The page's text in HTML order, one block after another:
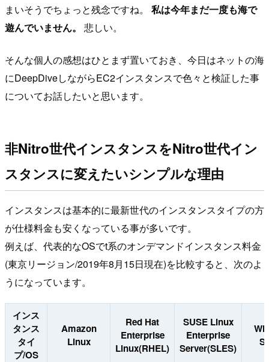
まいそうでちょっと残念ですね。 私は今年まだ一度も海で
遊んでいません。
悲しい。
そんな個人の感想はひとまず置いておき、今日はネットの海
にDeepDiveしながらEC2インスタンスで色々と検証した事
についてお話したいと思います。
非Nitro世代インスタンスをNitro世代イン
スタンスに変えたいシンプルな理由
インスタンスは基本的に最新世代のインスタンスタイプの方
が仕様料金も安くなっている事が多いです。
例えば、代表的なOSでt系のオンデマンドインスタンス料金
(東京リージョン/2019年8月15日現在)を比較すると、次のよ
うになっています。
インス
タンス
タイ
プ/OS
Amazon
Linux
Red Hat
Enterprise
Linux(RHEL)
SUSE Linux
Enterprise
Server(SLES)